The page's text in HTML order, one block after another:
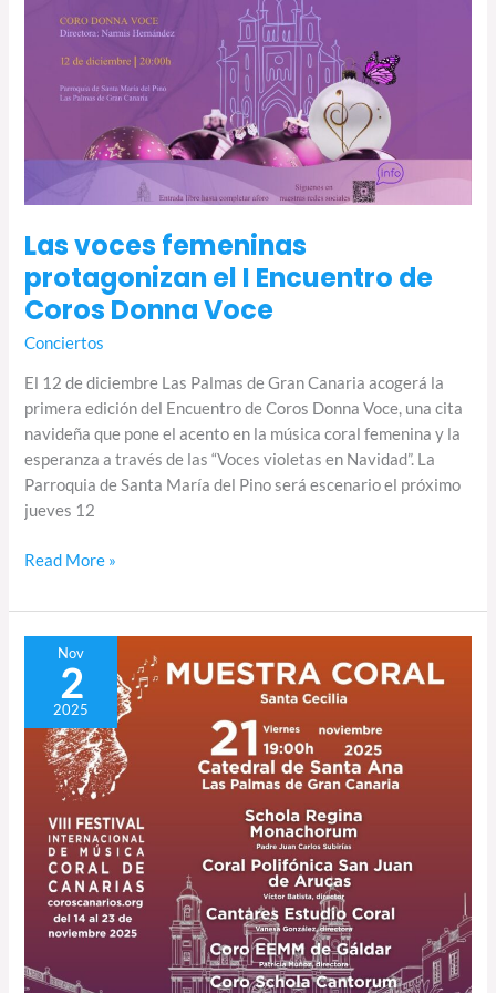
Las voces femeninas
protagonizan el I Encuentro de
Coros Donna Voce
Conciertos
El 12 de diciembre Las Palmas de Gran Canaria acogerá la
primera edición del Encuentro de Coros Donna Voce, una cita
navideña que pone el acento en la música coral femenina y la
esperanza a través de las “Voces violetas en Navidad”. La
Parroquia de Santa María del Pino será escenario el próximo
jueves 12
Read More »
Nov
2
2025
Muestra
sacra
Santa
Cecilia
Catedral
Santa
Ana